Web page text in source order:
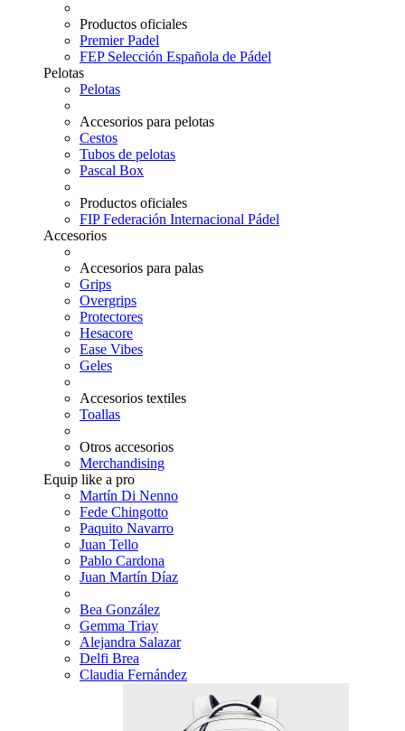
Productos oficiales
Premier Padel
FEP Selección Española de Pádel
Pelotas
Pelotas
Accesorios para pelotas
Cestos
Tubos de pelotas
Pascal Box
Productos oficiales
FIP Federación Internacional Pádel
Accesorios
Accesorios para palas
Grips
Overgrips
Protectores
Hesacore
Ease Vibes
Geles
Accesorios textiles
Toallas
Otros accesorios
Merchandising
Equip like a pro
Martín Di Nenno
Fede Chingotto
Paquito Navarro
Juan Tello
Pablo Cardona
Juan Martín Díaz
Bea González
Gemma Triay
Alejandra Salazar
Delfi Brea
Claudia Fernández